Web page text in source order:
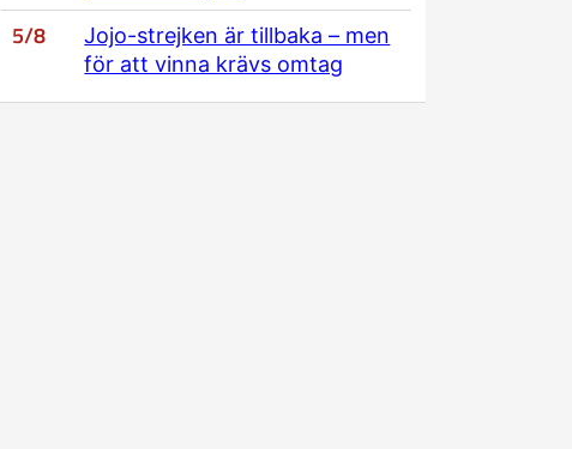
5/8
Jojo-strejken är tillbaka – men
för att vinna krävs omtag